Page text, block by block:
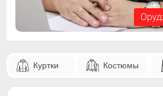
Куртки Костюмы